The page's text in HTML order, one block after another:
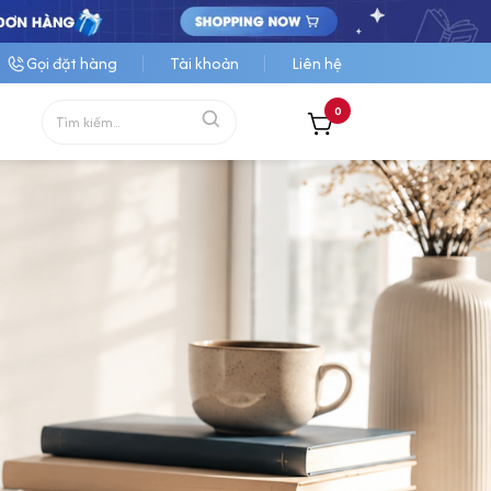
Gọi đặt hàng Tài khoản Liên hệ
0